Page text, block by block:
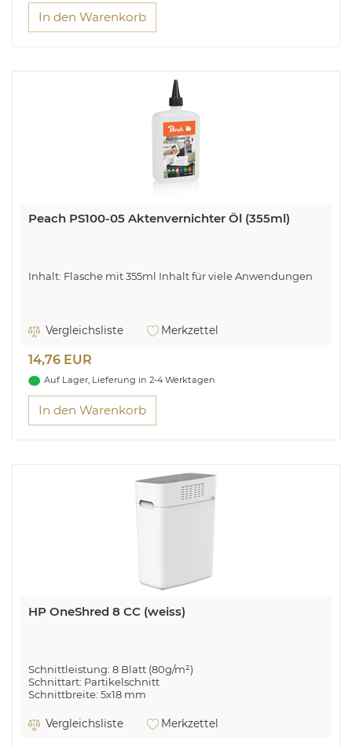
In den Warenkorb
Peach PS100-05 Aktenvernichter Öl (355ml)
Inhalt: Flasche mit 355ml Inhalt für viele Anwendungen
Vergleichsliste Merkzettel
14,76 EUR
Auf Lager, Lieferung in 2-4 Werktagen
In den Warenkorb
HP OneShred 8 CC (weiss)
Schnittleistung: 8 Blatt (80g/m²)
Schnittart: Partikelschnitt
Schnittbreite: 5x18 mm
Sicherheitsstufe: P-4 (DIN 66399)
Auffangbehälter: 15L
Vergleichsliste Merkzettel